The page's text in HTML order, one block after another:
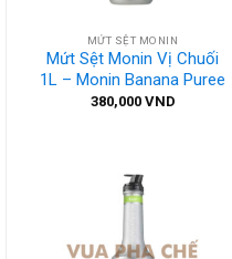
MỨT SỆT MONIN
Mứt Sệt Monin Vị Chuối
1L – Monin Banana Puree
380,000 VND